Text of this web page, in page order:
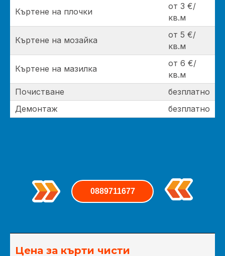
Къртене на плочки
от 3 €/
кв.м
Къртене на мозайка
от 5 €/
кв.м
Къртене на мазилка
от 6 €/
кв.м
Почистване
безплатно
Демонтаж
безплатно
0889711677
Цена за кърти чисти